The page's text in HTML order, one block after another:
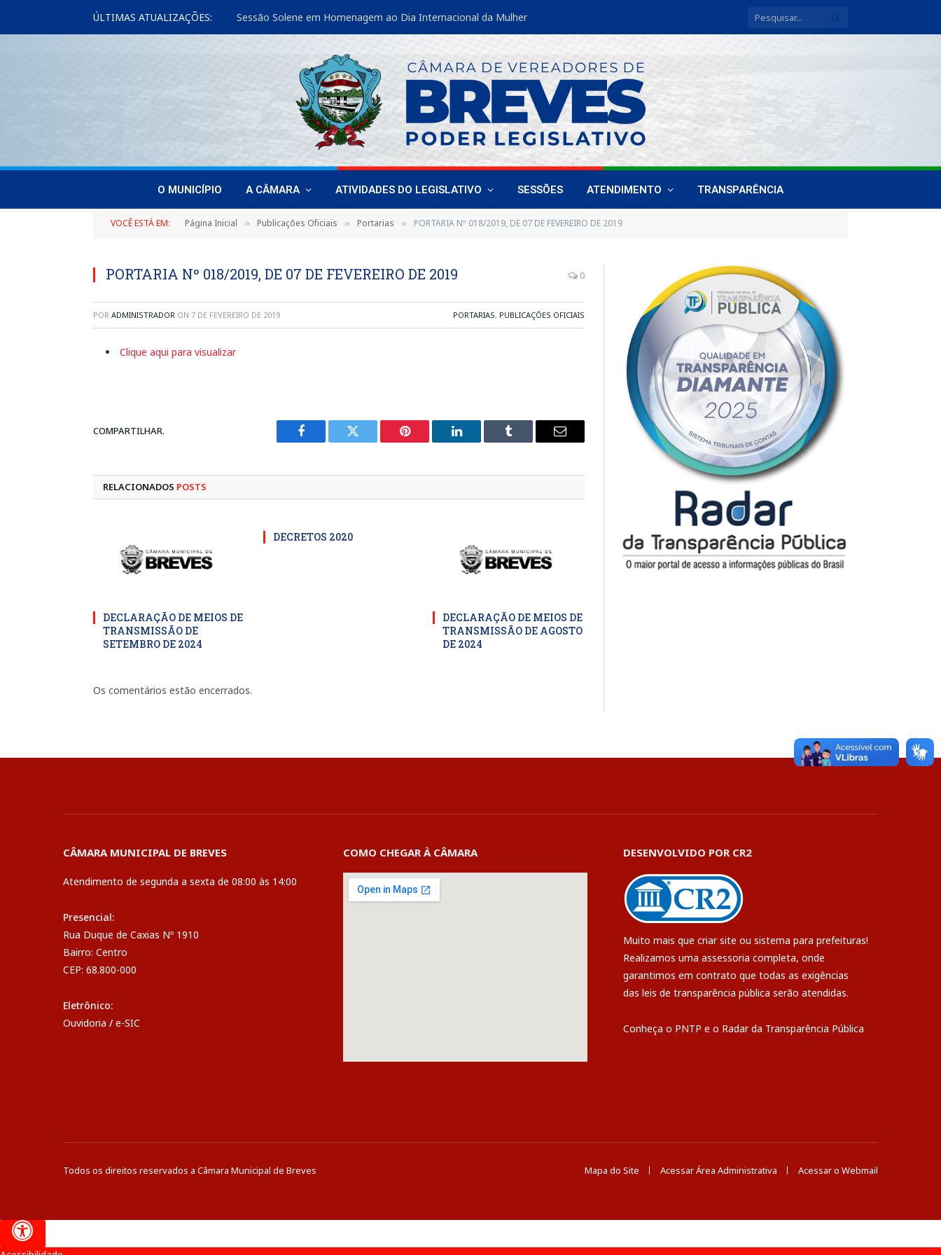
ÚLTIMAS ATUALIZAÇÕES: Sessão Solene em Homenagem ao Dia Internacional da Mulher
O MUNICÍPIO A CÂMARA ATIVIDADES DO LEGISLATIVO SESSÕES ATENDIMENTO TRANSPARÊNCIA
VOCÊ ESTÁ EM: Página Inicial » Publicações Oficiais » Portarias » PORTARIA Nº 018/2019, DE 07 DE FEVEREIRO DE 2019
PORTARIA Nº 018/2019, DE 07 DE FEVEREIRO DE 2019 0
POR ADMINISTRADOR ON 7 DE FEVEREIRO DE 2019 PORTARIAS, PUBLICAÇÕES OFICIAIS
Clique aqui para visualizar
COMPARTILHAR.
Facebook Twitter Pinterest LinkedIn Tumblr
E-
RELACIONADOS POSTS
DECLARAÇÃO DE MEIOS DE
TRANSMISSÃO DE
SETEMBRO DE 2024
DECRETOS 2020
DECLARAÇÃO DE MEIOS DE
TRANSMISSÃO DE AGOSTO
DE 2024
Os comentários estão encerrados.
CÂMARA MUNICIPAL DE BREVES
Atendimento de segunda a sexta de 08:00 às 14:00
Presencial:
Rua Duque de Caxias Nº 1910
Bairro: Centro
CEP: 68.800-000
Eletrônico:
Ouvidoria / e-SIC
COMO CHEGAR À CÂMARA DESENVOLVIDO POR CR2
Muito mais que criar site ou sistema para prefeituras!
Realizamos uma assessoria completa, onde
garantimos em contrato que todas as exigências
das leis de transparência pública serão atendidas.
Conheça o PNTP e o Radar da Transparência Pública
Todos os direitos reservados a Câmara Municipal de Breves Mapa do Site Acessar Área Administrativa Acessar o Webmail